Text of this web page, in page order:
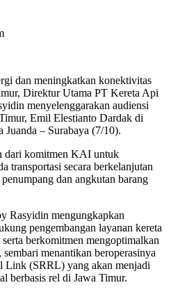
dan meningkatkan konektivitas
Direktur Utama PT Kereta Api
menyelenggarakan audiensi
Emil Elestianto Dardak di
Juanda – Surabaya (7/10).
dari komitmen KAI untuk
transportasi secara berkelanjutan
dan angkutan barang
Rasyidin mengungkapkan
pengembangan layanan kereta
berkomitmen mengoptimalkan
sembari menantikan beroperasinya
Link (SRRL) yang akan menjadi
berbasis rel di Jawa Timur.